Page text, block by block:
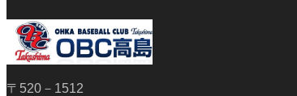
〒520－1512